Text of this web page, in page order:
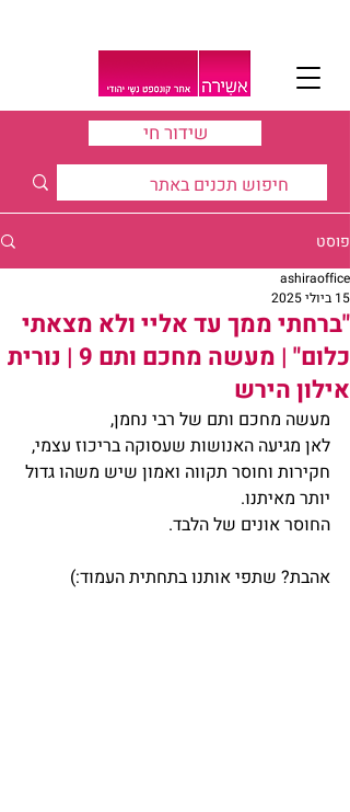
שידור חי
פוסט
"ברחתי ממך עד אליי ולא מצאתי
כלום" | מעשה מחכם ותם 9 | נורית
אילון הירש
ashiraoffice
15 ביולי 2025
מעשה מחכם ותם של רבי נחמן,
לאן מגיעה האנושות שעסוקה בריכוז עצמי,
חקירות וחוסר תקווה ואמון שיש משהו גדול
יותר מאיתנו.
החוסר אונים של הלבד.
אהבת? שתפי אותנו בתחתית העמוד:)